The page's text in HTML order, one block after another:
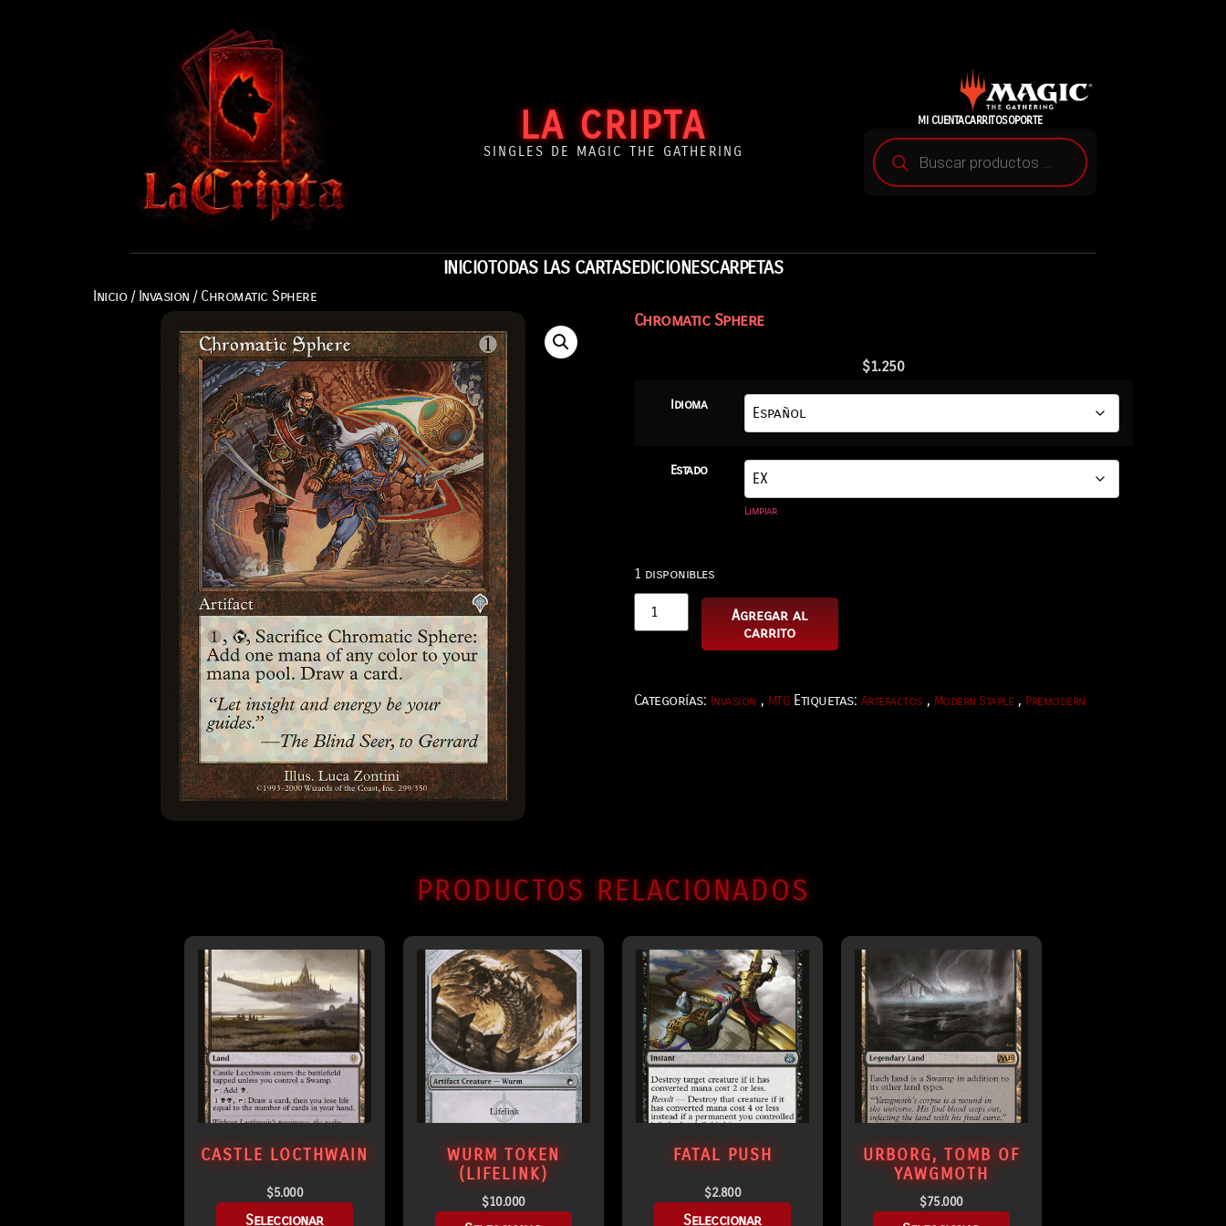
LA CRIPTA
SINGLES DE MAGIC THE GATHERING
MI CUENTACARRITOSOPORTE
INICIOTODAS LAS CARTASEDICIONESCARPETAS
Inicio/ Invasion / Chromatic Sphere
Chromatic Sphere
$1.250
Idioma
Estado
Limpiar
1 disponibles
Agregar al
carrito
Categorías: Invasion , MTG Etiquetas: Artefactos , Modern Staple , Premodern
PRODUCTOS RELACIONADOS
CASTLE LOCTHWAIN
$5.000
Seleccionar
WURM TOKEN
(LIFELINK)
$10.000
FATAL PUSH
$2.800
Seleccionar
URBORG, TOMB OF
YAWGMOTH
$75.000